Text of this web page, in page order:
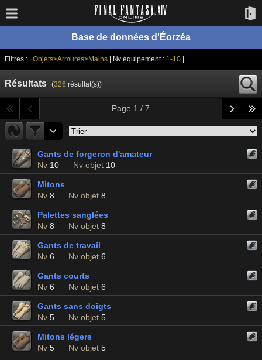
Base de données d'Éorzéa
Filtres : | Objets>Armures>Mains | Nv équipement : 1-10
Résultats (326 résultat(s))
Page 1 / 7
Gants de forgeron d'amateur
Nv 10 Nv objet 10
Mitons
Nv 8 Nv objet 8
Palettes sanglées
Nv 8 Nv objet 8
Gants de travail
Nv 6 Nv objet 6
Gants courts
Nv 6 Nv objet 6
Gants sans doigts
Nv 5 Nv objet 5
Mitons légers
Nv 5 Nv objet 5